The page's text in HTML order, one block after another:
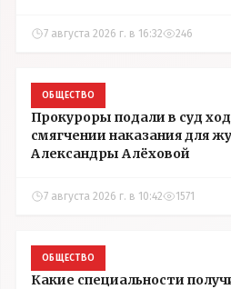
7 августа 2026 г. в 16:32 246
ОБЩЕСТВО
Прокуроры подали в суд
смягчении наказания для
Александры Алёховой
7 августа 2026 г. в 10:42 1571
ОБЩЕСТВО
Какие специальности